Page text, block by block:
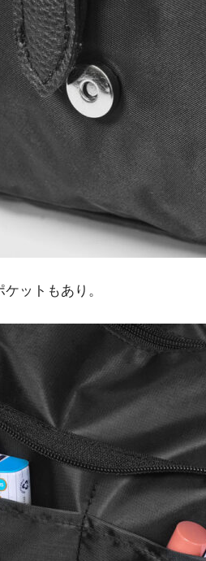
ットもあり。